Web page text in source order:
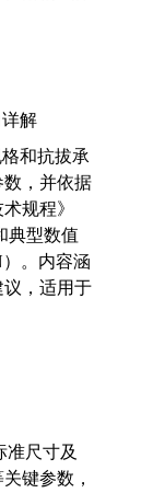
解
和抗拔承
，并依据
规程》
典型数值
）。内容涵
，适用于
准尺寸及
键参数，